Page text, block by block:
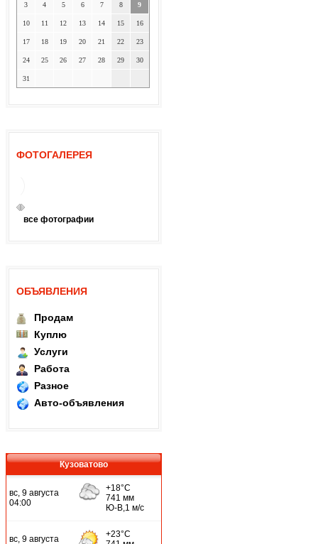
3 4 5 6 7 8 9
10 11 12 13 14 15 16
17 18 19 20 21 22 23
24 25 26 27 28 29 30
31
ФОТОГАЛЕРЕЯ
все фотографии
ОБЪЯВЛЕНИЯ
Продам
Куплю
Услуги
Работа
Разное
Авто-объявления
Кузоватово